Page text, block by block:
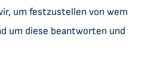
um festzustellen von wem
um diese beantworten und